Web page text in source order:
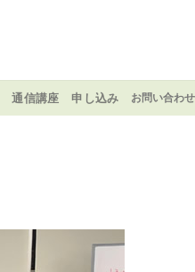
通信講座 申し込み お問い合わせ